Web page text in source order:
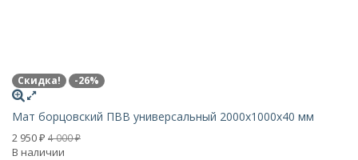
Скидка! -26%
Мат борцовский ПВВ универсальный 2000х1000х40 мм
2 950 ₽ 4 000₽
В наличии